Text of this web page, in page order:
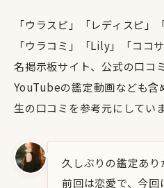
「ウラスピ」「レディスピ」
「ウラコミ」「Lily」「ココ
名掲示板サイト、公式の口コ
YouTubeの鑑定動画なども含
生の口コミを参考元にしていま
久しぶりの鑑定あり
前回は恋愛で、今回